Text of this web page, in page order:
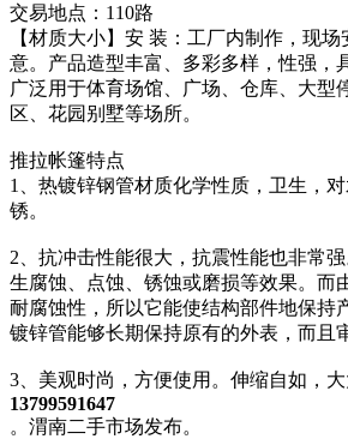
交易地点： 110路
【材质大小】安 装：工厂内制作，现
意。产品造型丰富、多彩多样，性强，
广泛用于体育场馆、广场、仓库、大型
区、花园别墅等场所。
推拉帐篷特点
1、热镀锌钢管材质化学性质，卫生，
锈。
2、抗冲击性能很大，抗震性能也非常
生腐蚀、点蚀、锈蚀或磨损等效果。而
耐腐蚀性，所以它能使结构部件地保持
镀锌管能够长期保持原有的外表，而且
3、美观时尚，方便使用。伸缩自如，大
13799591647
。渭南二手市场发布。